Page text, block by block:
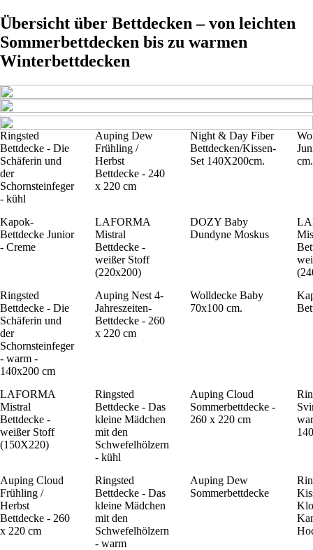
Übersicht über Bettdecken – von leichten
Sommerbettdecken bis zu warmen
Winterbettdecken
Ringsted
Bettdecke - Die
Schäferin und
der
Schornsteinfeger
- kühl
Auping Dew
Frühling /
Herbst
Bettdecke - 240
x 220 cm
Night & Day Fiber
Bettdecken/Kissen-
Set 140X200cm.
cm.
Kapok-
Bettdecke Junior
- Creme
LAFORMA
Mistral
Bettdecke -
weißer Stoff
(220x200)
DOZY Baby
Dundyne Moskus
Ringsted
Bettdecke - Die
Schäferin und
der
Schornsteinfeger
- warm -
140x200 cm
Auping Nest 4-
Jahreszeiten-
Bettdecke - 260
x 220 cm
Wolldecke Baby
70x100 cm.
LAFORMA
Mistral
Bettdecke -
weißer Stoff
(150X220)
Ringsted
Bettdecke - Das
kleine Mädchen
mit den
Schwefelhölzern
- kühl
Auping Cloud
Sommerbettdecke -
260 x 220 cm
Auping Cloud
Frühling /
Herbst
Bettdecke - 260
x 220 cm
Ringsted
Bettdecke - Das
kleine Mädchen
mit den
Schwefelhölzern
- warm
Auping Dew
Sommerbettdecke